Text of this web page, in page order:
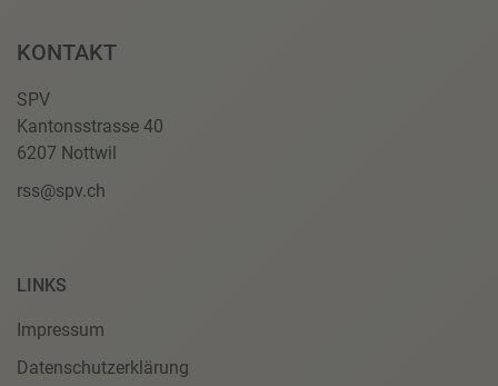
KONTAKT
SPV
Kantonsstrasse 40
6207 Nottwil
rss@spv.ch
LINKS
Impressum
Datenschutzerklärung